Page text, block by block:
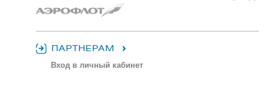
ПАРТНЕРАМ
Вход в личный кабинет